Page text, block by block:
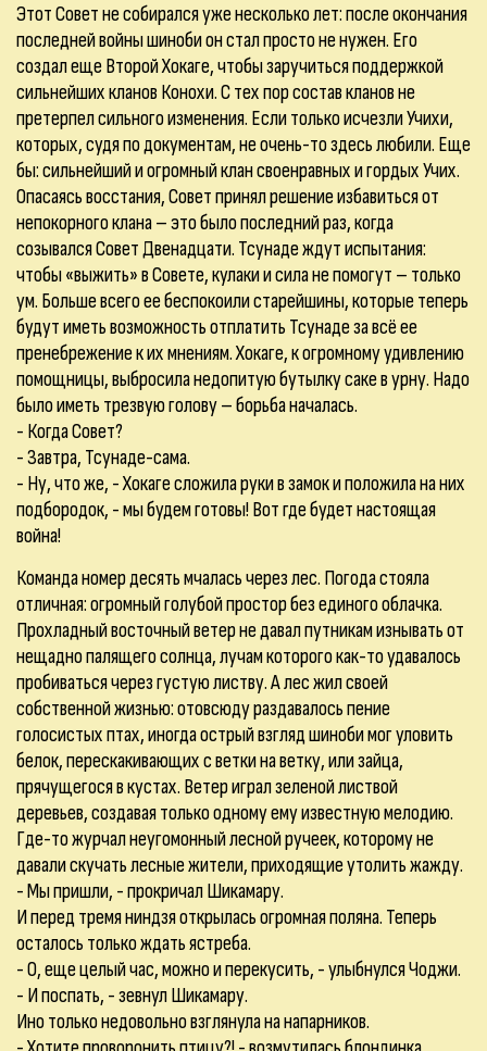
Этот Совет не собирался уже несколько лет: после окончания
последней войны шиноби он стал просто не нужен. Его
создал еще Второй Хокаге, чтобы заручиться поддержкой
сильнейших кланов Конохи. С тех пор состав кланов не
претерпел сильного изменения. Если только исчезли Учихи,
которых, судя по документам, не очень-то здесь любили. Еще
бы: сильнейший и огромный клан своенравных и гордых Учих.
Опасаясь восстания, Совет принял решение избавиться от
непокорного клана – это было последний раз, когда
созывался Совет Двенадцати. Тсунаде ждут испытания:
чтобы «выжить» в Совете, кулаки и сила не помогут – только
ум. Больше всего ее беспокоили старейшины, которые теперь
будут иметь возможность отплатить Тсунаде за всё ее
пренебрежение к их мнениям. Хокаге, к огромному удивлению
помощницы, выбросила недопитую бутылку саке в урну. Надо
было иметь трезвую голову – борьба началась.
- Когда Совет?
- Завтра, Тсунаде-сама.
- Ну, что же, - Хокаге сложила руки в замок и положила на них
подбородок, - мы будем готовы! Вот где будет настоящая
война!
Команда номер десять мчалась через лес. Погода стояла
отличная: огромный голубой простор без единого облачка.
Прохладный восточный ветер не давал путникам изнывать от
нещадно палящего солнца, лучам которого как-то удавалось
пробиваться через густую листву. А лес жил своей
собственной жизнью: отовсюду раздавалось пение
голосистых птах, иногда острый взгляд шиноби мог уловить
белок, перескакивающих с ветки на ветку, или зайца,
прячущегося в кустах. Ветер играл зеленой листвой
деревьев, создавая только одному ему известную мелодию.
Где-то журчал неугомонный лесной ручеек, которому не
давали скучать лесные жители, приходящие утолить жажду.
- Мы пришли, - прокричал Шикамару.
И перед тремя ниндзя открылась огромная поляна. Теперь
осталось только ждать ястреба.
- О, еще целый час, можно и перекусить, - улыбнулся Чоджи.
- И поспать, - зевнул Шикамару.
Ино только недовольно взглянула на напарников.